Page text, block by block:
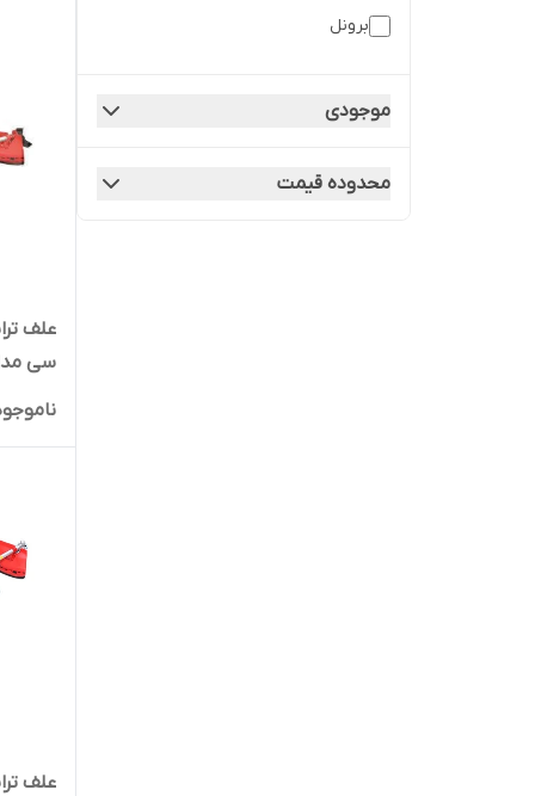
برونل
موجودی
محدوده قیمت
بنزینی